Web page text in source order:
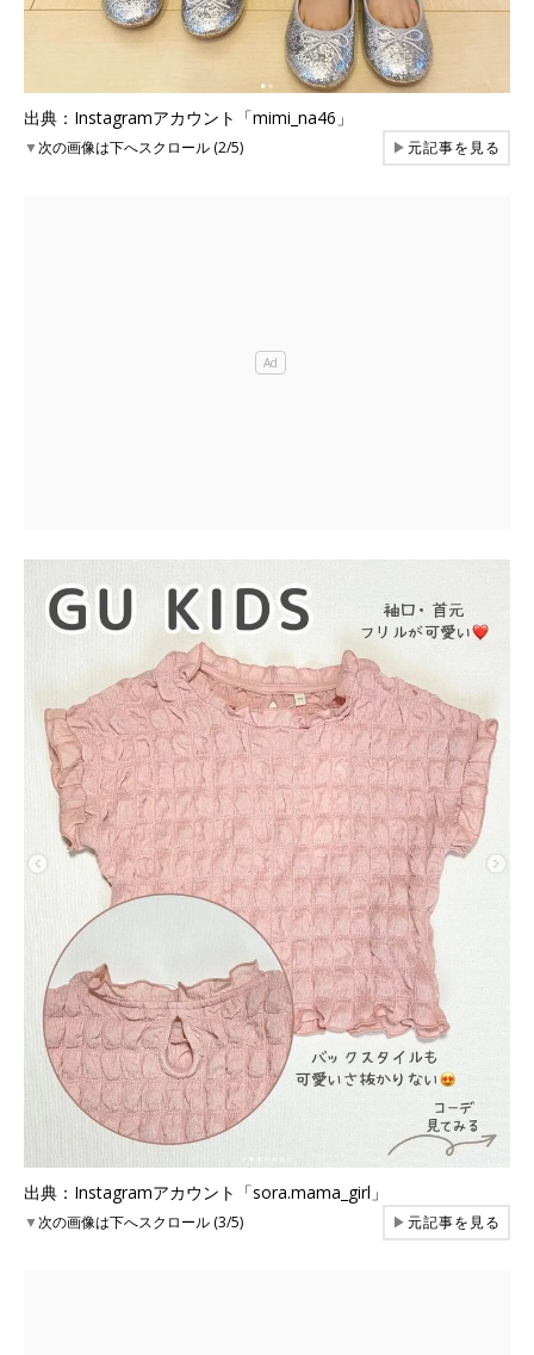
出典：Instagramアカウント「mimi_na46」
▼次の画像は下へスクロール (2/5) ▶元記事を見る
出典：Instagramアカウント「sora.mama_girl」
▼次の画像は下へスクロール (3/5) ▶元記事を見る